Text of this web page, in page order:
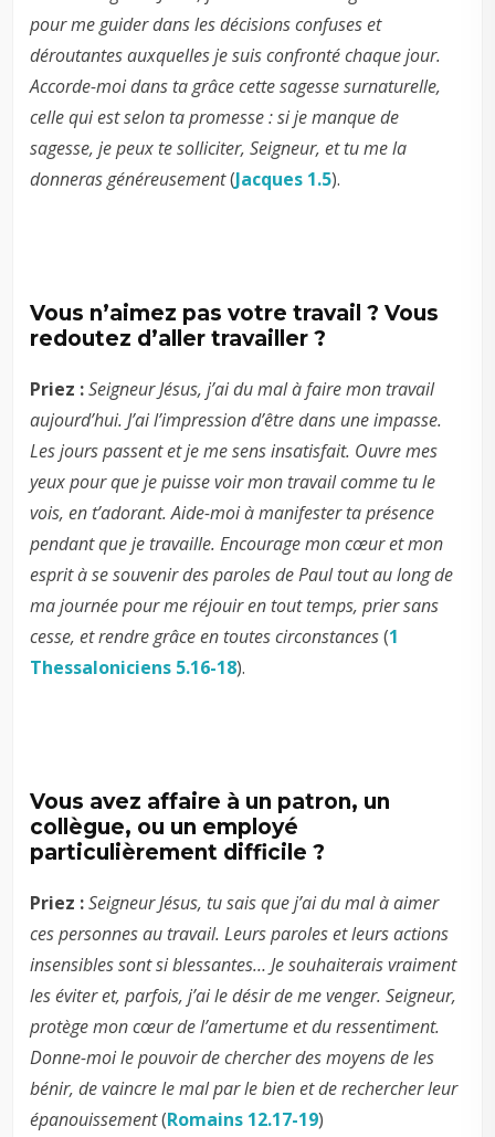
pour me guider dans les décisions confuses et
déroutantes auxquelles je suis confronté chaque jour.
Accorde-moi dans ta grâce cette sagesse surnaturelle,
celle qui est selon ta promesse : si je manque de
sagesse, je peux te solliciter, Seigneur, et tu me la
donneras généreusement(Jacques 1.5).
Vous n’aimez pas votre travail ? Vous
redoutez d’aller travailler ?
Priez :Seigneur Jésus, j’ai du mal à faire mon travail
aujourd’hui. J’ai l’impression d’être dans une impasse.
Les jours passent et je me sens insatisfait. Ouvre mes
yeux pour que je puisse voir mon travail comme tu le
vois, en t’adorant. Aide-moi à manifester ta présence
pendant que je travaille. Encourage mon cœur et mon
esprit à se souvenir des paroles de Paul tout au long de
ma journée pour me réjouir en tout temps, prier sans
cesse, et rendre grâce en toutes circonstances(1
Thessaloniciens 5.16-18).
Vous avez affaire à un patron, un
collègue, ou un employé
particulièrement difficile ?
Priez :Seigneur Jésus, tu sais que j’ai du mal à aimer
ces personnes au travail. Leurs paroles et leurs actions
insensibles sont si blessantes… Je souhaiterais vraiment
les éviter et, parfois, j’ai le désir de me venger. Seigneur,
protège mon cœur de l’amertume et du ressentiment.
Donne-moi le pouvoir de chercher des moyens de les
bénir, de vaincre le mal par le bien et de rechercher leur
épanouissement(Romains 12.17-19)